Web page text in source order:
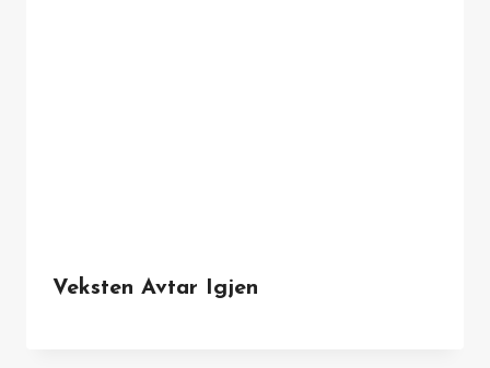
Veksten Avtar Igjen